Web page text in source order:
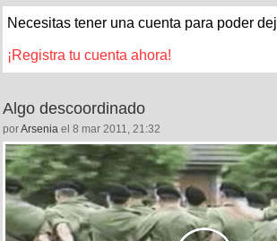
Necesitas tener una cuenta para poder
¡Registra tu cuenta ahora!
Algo descoordinado
porArsenia el 8 mar 2011, 21:32